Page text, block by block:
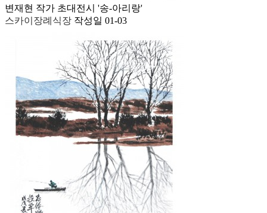
변재현 작가 초대전시 '송-아리랑'
스카이장례식장 작성일 01-03